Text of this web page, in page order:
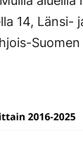
14, Länsi-
Suomen